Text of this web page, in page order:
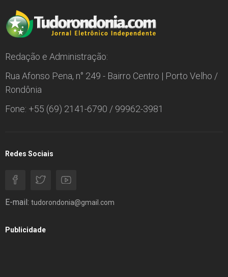
Redação e Administração:
Rua Afonso Pena, n° 249 - Bairro Centro | Porto Velho /
Rondônia
Fone: +55 (69) 2141-6790 / 99962-3981
Redes Sociais
E-mail: tudorondonia@gmail.com
Publicidade